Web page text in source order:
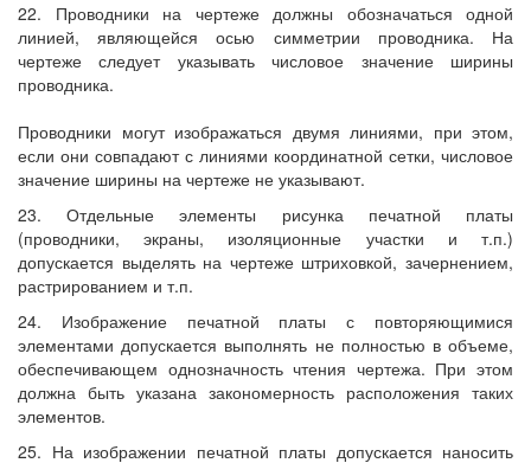
22. Проводники на чертеже должны обозначаться одной
линией, являющейся осью симметрии проводника. На
чертеже следует указывать числовое значение ширины
проводника.
Проводники могут изображаться двумя линиями, при этом,
если они совпадают с линиями координатной сетки, числовое
значение ширины на чертеже не указывают.
23. Отдельные элементы рисунка печатной платы
(проводники, экраны, изоляционные участки и т.п.)
допускается выделять на чертеже штриховкой, зачернением,
растрированием и т.п.
24. Изображение печатной платы с повторяющимися
элементами допускается выполнять не полностью в объеме,
обеспечивающем однозначность чтения чертежа. При этом
должна быть указана закономерность расположения таких
элементов.
25. На изображении печатной платы допускается наносить